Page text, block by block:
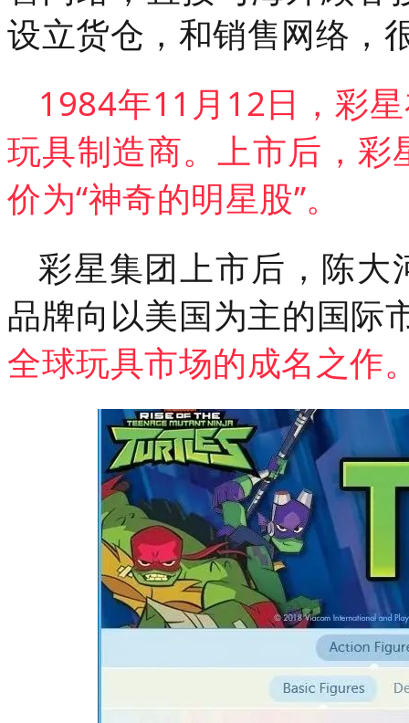
设立货仓，和销售网络，
1984年11月12日，彩
玩具制造商。上市后，
价为“神奇的明星股”。
彩星集团上市后 ，陈
品牌向以美国为主的国际
全球玩具市场的成名之作